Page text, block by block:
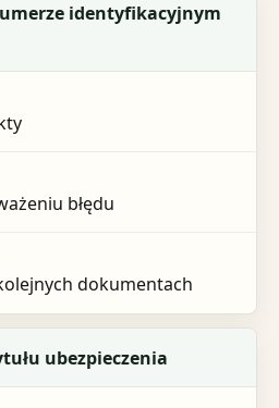
identyfikacyjnym
błędu
dokumentach
ubezpieczenia